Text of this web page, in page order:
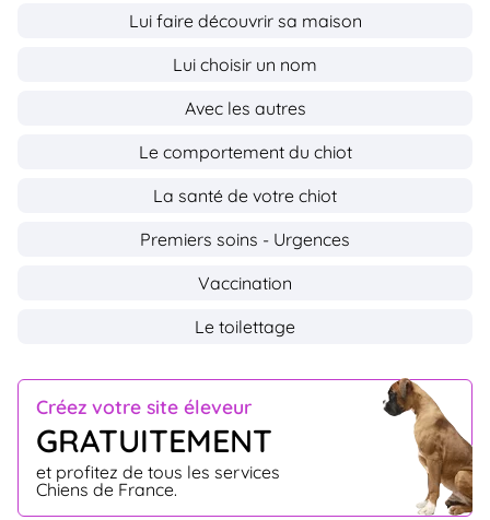
Créez votre site éleveur
GRATUITEMENT
et profitez de tous les services
Chiens de France.
Lui faire découvrir sa maison
Lui choisir un nom
Avec les autres
Le comportement du chiot
La santé de votre chiot
Premiers soins - Urgences
Vaccination
Le toilettage